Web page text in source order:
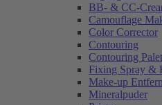
BB- & CC-
Camouflage
Color Corrector
Contouring
Contouring
Fixing Spray &
Make-up
Mineralpuder